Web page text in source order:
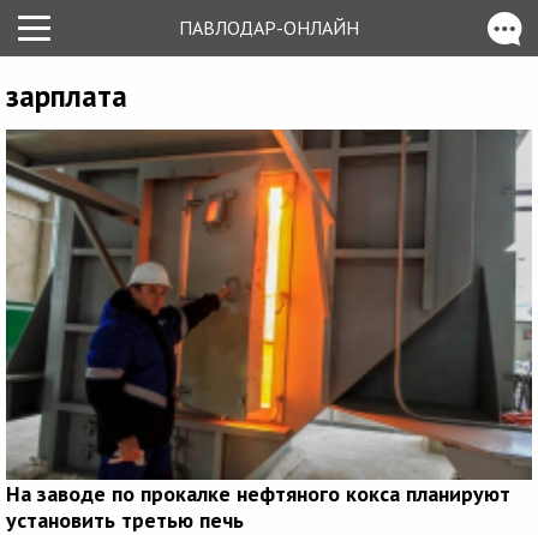
ПАВЛОДАР-ОНЛАЙН
зарплата
На заводе по прокалке нефтяного кокса планируют
установить третью печь